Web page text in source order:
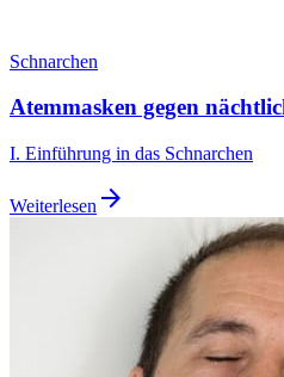
Schnarchen
Atemmasken gegen
I. Einführung in das Schnarchen
Weiterlesen arrow_forward